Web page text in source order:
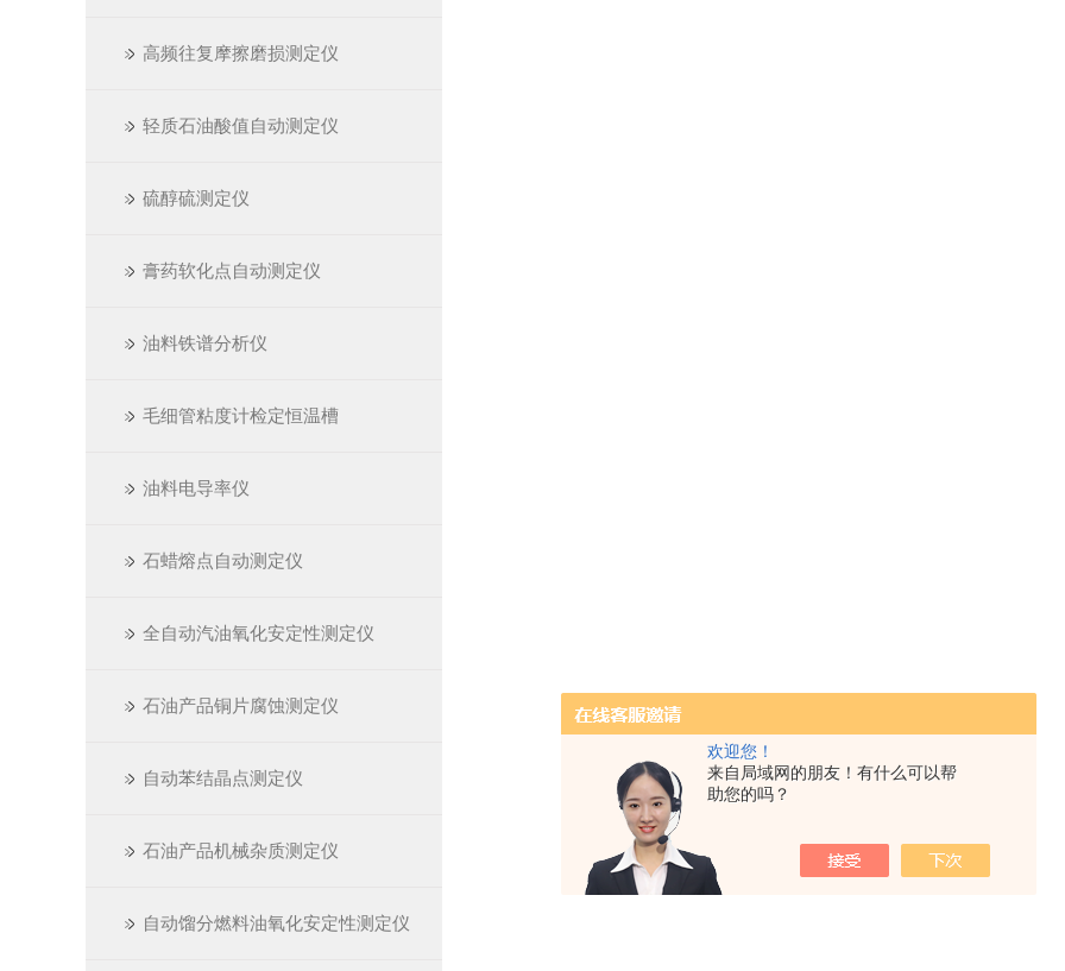
欢迎您！
来自局域网的朋友！有什么可以帮
助您的吗？
高频往复摩擦磨损测定仪
轻质石油酸值自动测定仪
硫醇硫测定仪
膏药软化点自动测定仪
油料铁谱分析仪
毛细管粘度计检定恒温槽
油料电导率仪
石蜡熔点自动测定仪
全自动汽油氧化安定性测定仪
石油产品铜片腐蚀测定仪
自动苯结晶点测定仪
石油产品机械杂质测定仪
自动馏分燃料油氧化安定性测定仪